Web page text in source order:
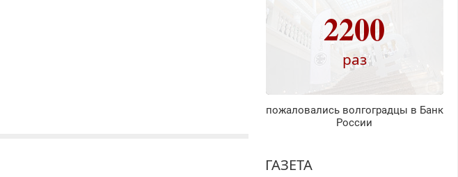
2200
раз
пожаловались волгоградцы в Банк
России
ГАЗЕТА